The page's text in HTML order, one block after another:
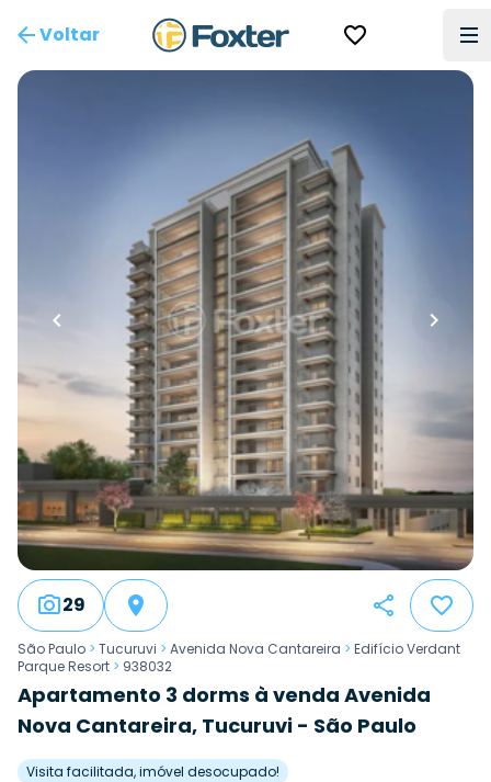
Voltar
29
São Paulo > Tucuruvi > Avenida Nova Cantareira > Edifício Verdant
Parque Resort > 938032
Apartamento 3 dorms à venda Avenida
Nova Cantareira, Tucuruvi - São Paulo
Visita facilitada, imóvel desocupado!